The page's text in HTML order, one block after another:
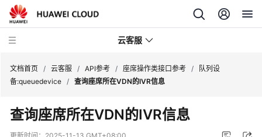
云客服
产
品
介
文档首页 / 云客服 / API参考 / 座席操作类接口参考 /
队列设
备:queuedevice / 查询座席所在VDN的IVR信息
查询座席所在VDN的IVR信息